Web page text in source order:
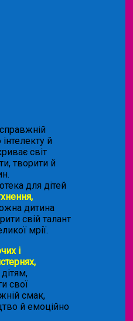
й
світ
творити й
для дітей
дитина
свій талант
мрії.
і
свої
смак,
й емоційно